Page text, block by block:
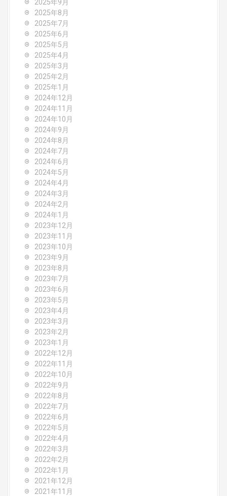
2025年9月
2025年8月
2025年7月
2025年6月
2025年5月
2025年4月
2025年3月
2025年2月
2025年1月
2024年12月
2024年11月
2024年10月
2024年9月
2024年8月
2024年7月
2024年6月
2024年5月
2024年4月
2024年3月
2024年2月
2024年1月
2023年12月
2023年11月
2023年10月
2023年9月
2023年8月
2023年7月
2023年6月
2023年5月
2023年4月
2023年3月
2023年2月
2023年1月
2022年12月
2022年11月
2022年10月
2022年9月
2022年8月
2022年7月
2022年6月
2022年5月
2022年4月
2022年3月
2022年2月
2022年1月
2021年12月
2021年11月